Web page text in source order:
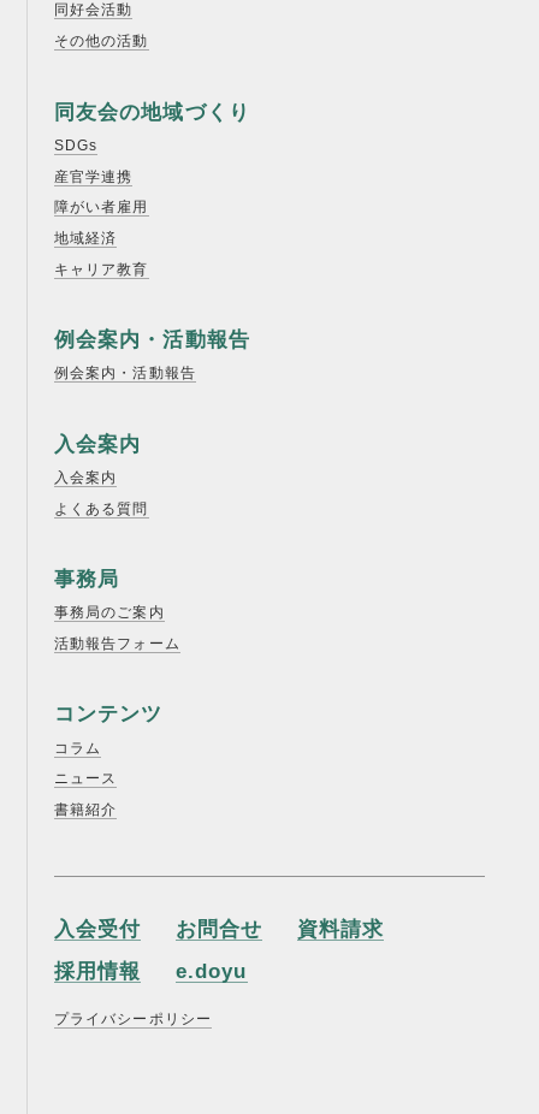
同好会活動
その他の活動
同友会の地域づくり
SDGs
産官学連携
障がい者雇用
地域経済
キャリア教育
例会案内・活動報告
例会案内・活動報告
入会案内
入会案内
よくある質問
事務局
事務局のご案内
活動報告フォーム
コンテンツ
コラム
ニュース
書籍紹介
入会受付 お問合せ
資料請求
採用情報
e.doyu
プライバシーポリシー